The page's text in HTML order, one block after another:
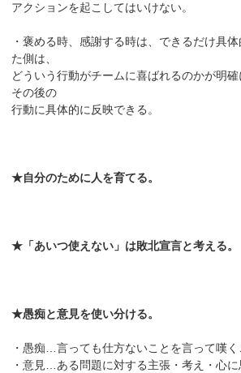
アクションを起こしてはいけない。
・褒める時、感謝する時は、できるだけ具
た側は、
どういう行動がチームに喜ばれるのかが明確
その後の
行動に具体的に反映できる。
★自分のために人を育てる。
★「あいつ使えない」は敗北宣言と考える。
★愚痴と意見を使い分ける。
・愚痴…言っても仕方ないことを言って嘆く
・意見…ある問題に対する主張・考え・心に